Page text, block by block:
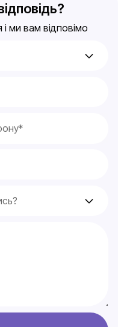
ми вам відповімо